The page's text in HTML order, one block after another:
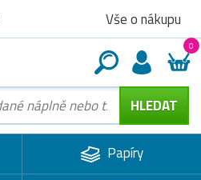
Vše o nákupu
0
Papíry